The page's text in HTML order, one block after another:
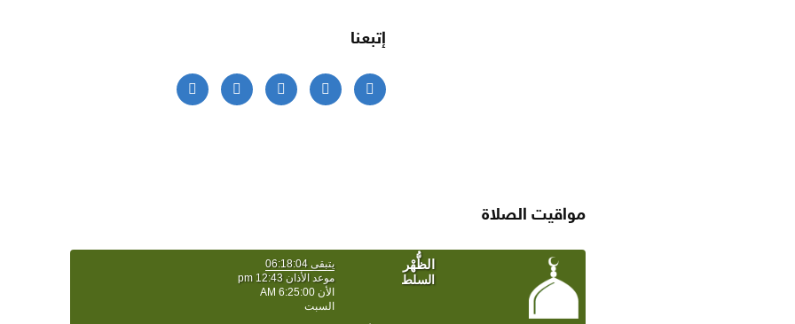
إتبعنا
مواقيت الصلاة